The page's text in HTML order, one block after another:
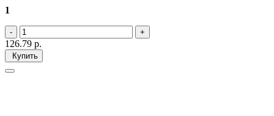
1
126.79 р.
Купить